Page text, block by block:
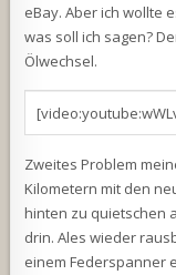
eBay. Aber ich wollte
was soll ich sagen?
Ölwechsel.
Zweites Problem
Kilometern mit den
hinten zu quietschen
drin. Ales wieder
einem Federspanner